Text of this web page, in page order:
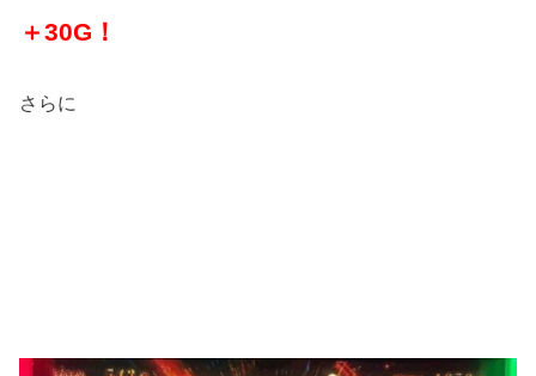
＋30G！
さらに